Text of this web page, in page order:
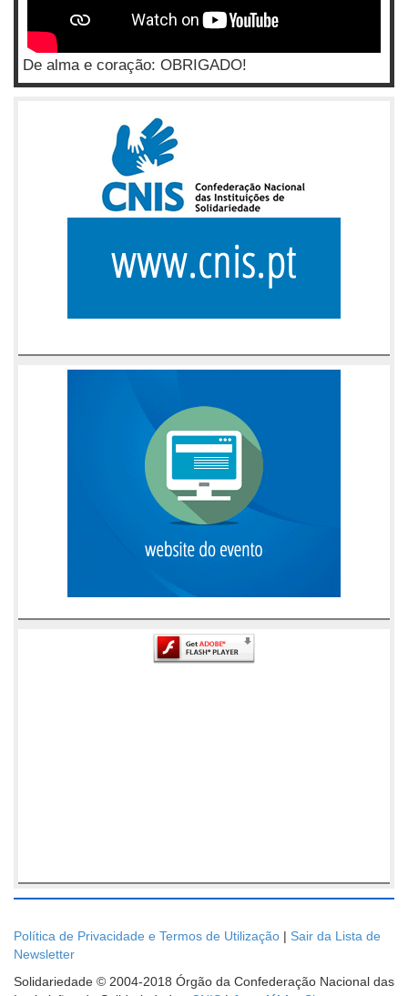
De alma e coração: OBRIGADO!
Política de Privacidade e Termos de Utilização | Sair da Lista de
Newsletter
Solidariedade © 2004-2018 Órgão da Confederação Nacional das